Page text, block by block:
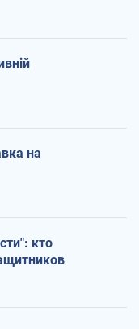
на
кто